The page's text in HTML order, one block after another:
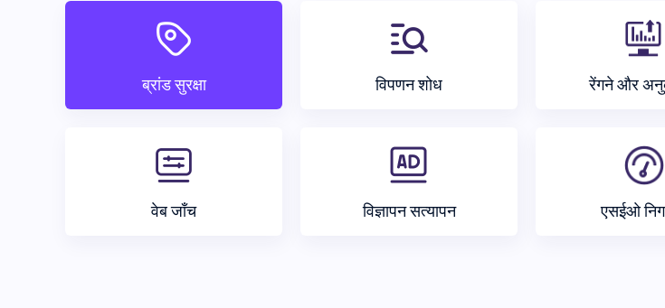
ब्रांड सुरक्षा विपणन शोध रेंगने और
वेब जाँच विज्ञापन सत्यापन एसईओ